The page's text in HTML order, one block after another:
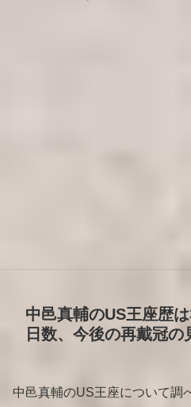
中邑真輔のUS王座歴
日数、今後の再戴冠の
中邑真輔のUS王座について調